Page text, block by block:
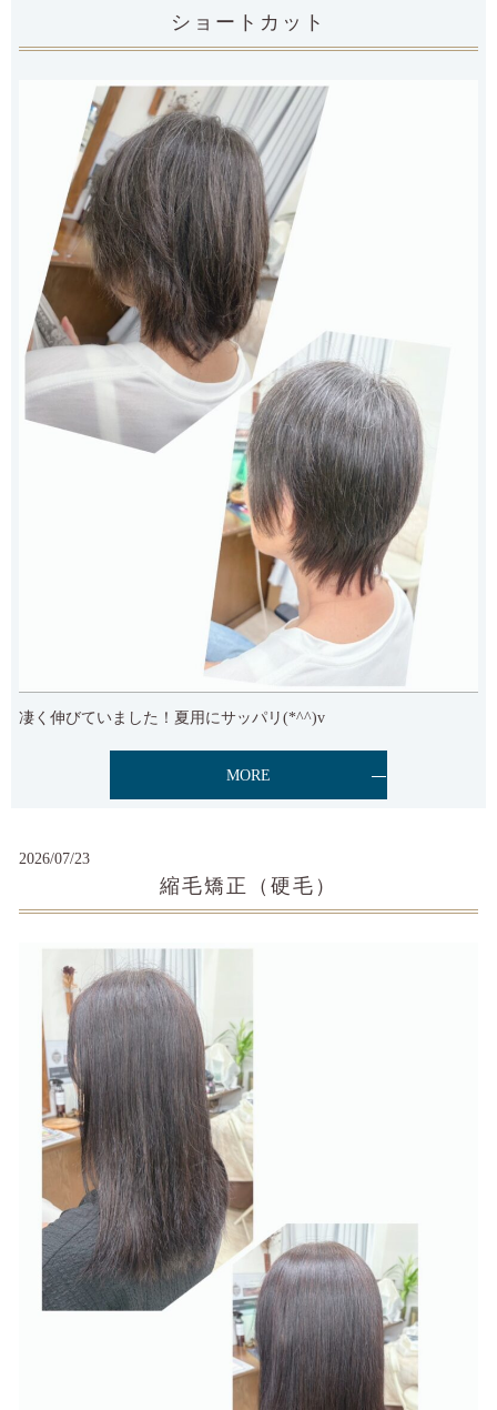
ショートカット
凄く伸びていました！夏用にサッパリ(*^^)v
MORE
2026/07/23
縮毛矯正（硬毛）